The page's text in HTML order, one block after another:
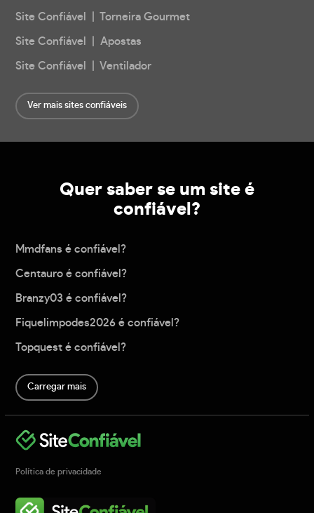
Site Confiável | Torneira Gourmet
Site Confiável | Apostas
Site Confiável | Ventilador
Ver mais sites confiáveis
Quer saber se um site é
confiável?
Mmdfans é confiável?
Centauro é confiável?
Branzy03 é confiável?
Fiquelimpodes2026 é confiável?
Topquest é confiável?
Carregar mais
Política de privacidade